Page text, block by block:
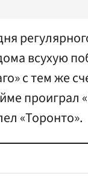
всухую
с тем же
«Торонто».